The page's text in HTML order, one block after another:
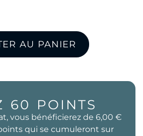
AU PANIER
60 POINTS
vous bénéficierez de 6,00 €
qui se cumuleront sur